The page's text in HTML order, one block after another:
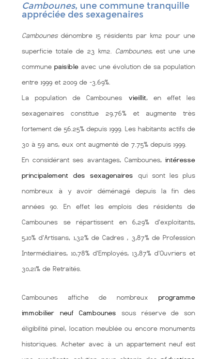
Cambounes, une commune tranquille
appréciée des sexagenaires
Cambounesdénombre 15 résidents par km2 pour une
superficie totale de 23 km2. Cambounes, est une une
commune paisible avec une évolution de sa population
entre 1999 et 2009 de -3.69%.
La population de Cambounes vieillit, en effet les
sexagenaires constitue 29.76% et augmente très
fortement de 56.25% depuis 1999. Les habitants actifs de
30 à 59 ans, eux ont augmenté de 7.75% depuis 1999.
En considérant ses avantages, Cambounes, intéresse
principalement des sexagenaires qui sont les plus
nombreux à y avoir déménagé depuis la fin des
années 90. En effet les emplois des résidents de
Cambounes se répartissent en 6,29% d'exploitants,
5,10% d'Artisans, 1,32% de Cadres , 3,87% de Profession
Intermédiaires, 10,78% d'Employés, 13,87% d'Ouvriers et
30,21% de Retraités.
Cambounes affiche de nombreux programme
immobilier neuf Cambounes sous réserve de son
éligibilité pinel, location meublée ou encore monuments
historiques. Acheter avec à un appartement neuf est